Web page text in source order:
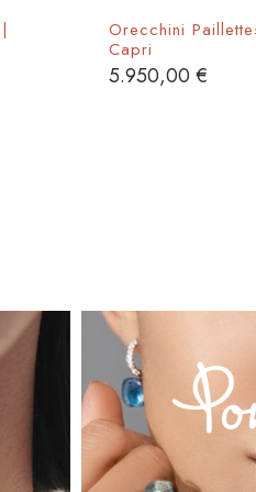
Orecchini
Capri
5.950,00€